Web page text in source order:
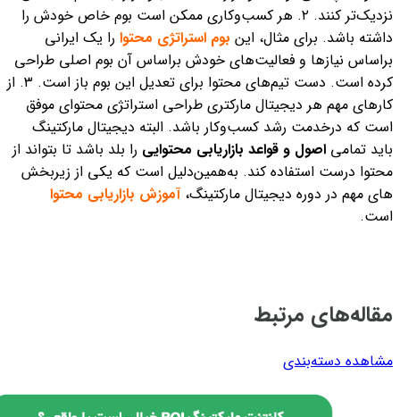
نزدیک‌تر کنند.
۲. هر کسب‌وکاری ممکن است بوم خاص خودش را
داشته باشد. برای مثال، این بوم استراتژی محتوا را یک ایرانی
براساس نیازها و فعالیت‌های خودش براساس آن بوم اصلی طراحی
کرده است. دست تیم‌های محتوا برای تعدیل این بوم باز است.
۳. از
کارهای مهم هر دیجیتال مارکتری طراحی استراتژی محتوای موفق
است که درخدمت رشد کسب‌وکار باشد. البته دیجیتال مارکتینگ
باید تمامی اصول و قواعد بازاریابی محتوایی را بلد باشد تا بتواند از
محتوا درست استفاده کند. به‌همین‌دلیل است که یکی از زیربخش
های مهم در دوره دیجیتال مارکتینگ، آموزش بازاریابی محتوا
است.
مقاله‌های مرتبط
مشاهده دسته‌بندی